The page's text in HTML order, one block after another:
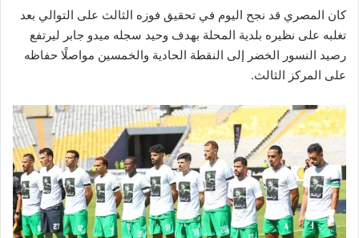
كان المصري قد نجح اليوم في تحقيق فوزه الثالث على التوالي بعد
تغلبه على نظيره بلدية المحلة بهدف وحيد سجله ميدو جابر ليرتفع
رصيد النسور الخضر إلى النقطة الحادية والخمسين مواصلًا حفاظه
على المركز الثالث.